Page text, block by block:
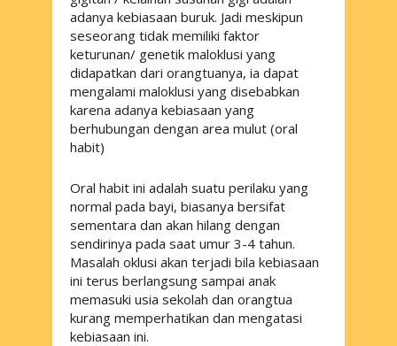
adanya kebiasaan buruk. Jadi meskipun
seseorang tidak memiliki faktor
keturunan/ genetik maloklusi yang
didapatkan dari orangtuanya, ia dapat
mengalami maloklusi yang disebabkan
karena adanya kebiasaan yang
berhubungan dengan area mulut (oral
habit)
Oral habit ini adalah suatu perilaku yang
normal pada bayi, biasanya bersifat
sementara dan akan hilang dengan
sendirinya pada saat umur 3-4 tahun.
Masalah oklusi akan terjadi bila kebiasaan
ini terus berlangsung sampai anak
memasuki usia sekolah dan orangtua
kurang memperhatikan dan mengatasi
kebiasaan ini.